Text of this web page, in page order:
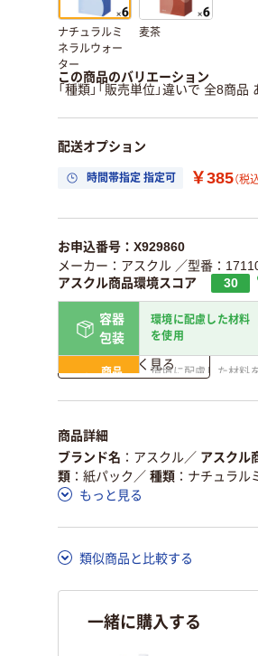
ナチュラルミ
ネラルウォー
ター
麦茶
この商品のバリエーション
「種類」「販売単位」違いで 全8商品
配送オプション
時間帯指定 指定可 ￥385（税
お申込番号：X929860
メーカー：アスクル ／型番：
アスクル商品環境スコア
30
容器
包装
環境に配慮した材料
を使用
商品
環境に配慮した材料
仕組
この商品の環境配慮ポイントです
ア詳細／加点項目
詳しく見る
商品詳細
ブランド名 アスクル／ アスクル
類
紙パック ／ 種類
ナチュラル
もっと見る
類似商品と比較する
一緒に購入する